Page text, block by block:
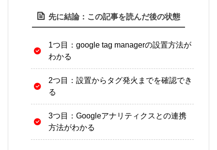
先に結論：この記事を読んだ後の状態
1つ目：google tag managerの設置方法が
わかる
2つ目：設置からタグ発火までを確認でき
る
3つ目：Googleアナリティクスとの連携
方法がわかる